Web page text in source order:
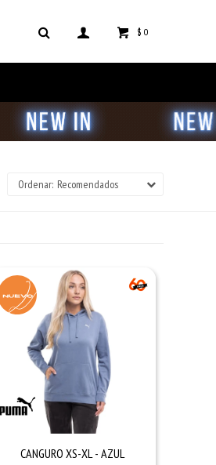
$ 0
Recomendados
CANGURO XS-XL - AZUL